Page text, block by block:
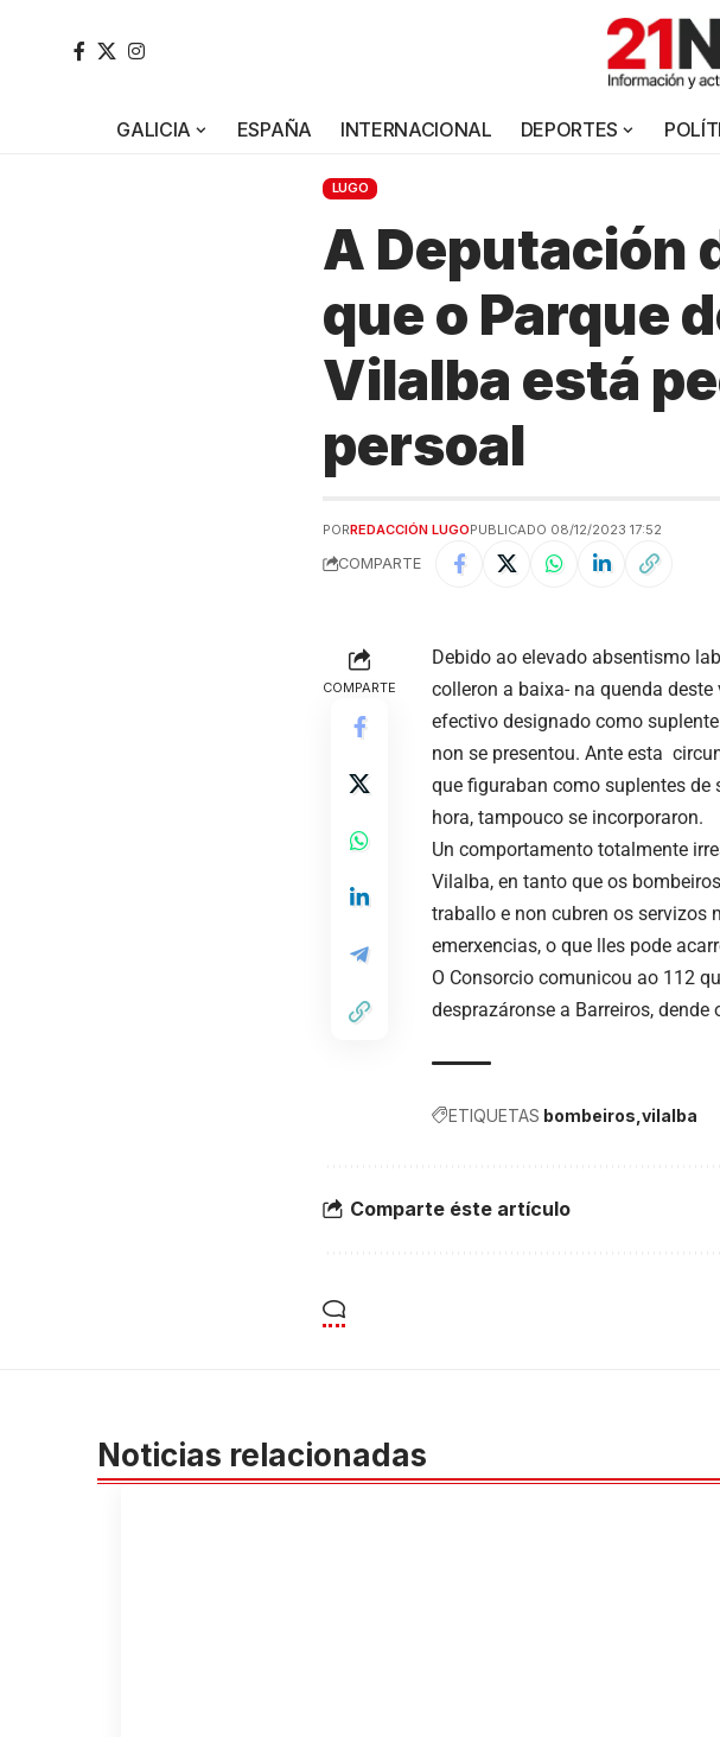
GALICIA ESPAÑA INTERNACIONAL DEPORTES
LUGO
A Deputación
que o Parque
Vilalba está
persoal
PORREDACCIÓN LUGOPUBLICADO 08/12/2023 17:52
COMPARTE
COMPARTE
Debido ao elevado absentismo
colleron a baixa- na quenda
efectivo designado como
non se presentou. Ante esta
que figuraban como suplentes
hora, tampouco se incorporaron.
Un comportamento totalmente
Vilalba, en tanto que os
traballo e non cubren os servizos
emerxencias, o que lles pode
O Consorcio comunicou ao 112
desprazáronse a Barreiros,
ETIQUETAS bombeiros vilalba
Comparte éste artículo
Noticias relacionadas